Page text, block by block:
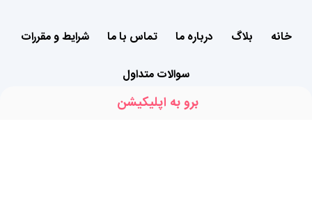
خانه بلاگ درباره ما تماس با ما شرایط و مقررات
سوالات متداول
برو به اپلیکیشن